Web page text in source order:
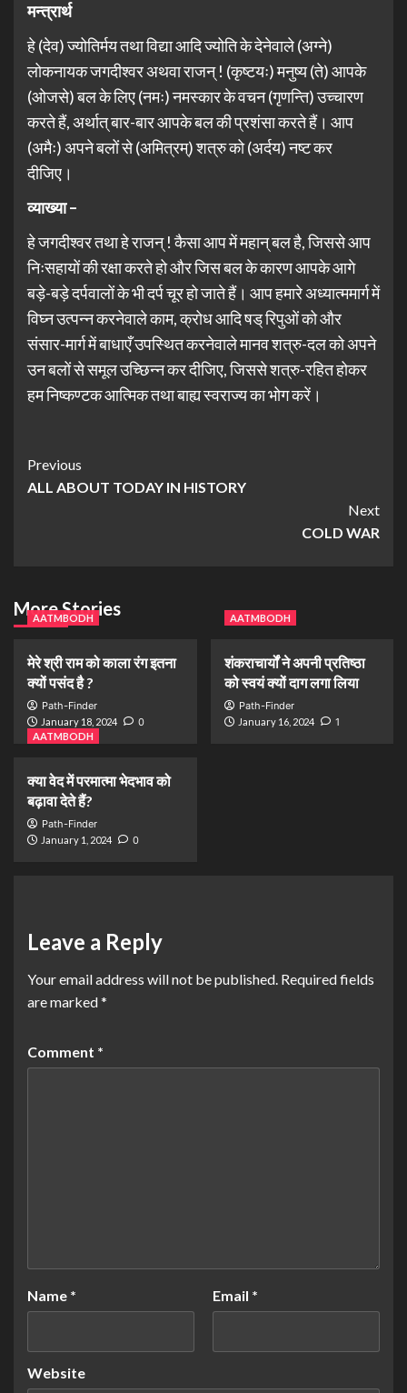
मन्त्रार्थ
हे (देव) ज्योतिर्मय तथा विद्या आदि ज्योति के देनेवाले (अग्ने)
लोकनायक जगदीश्वर अथवा राजन् ! (कृष्टयः) मनुष्य (ते) आपके
(ओजसे) बल के लिए (नमः) नमस्कार के वचन (गृणन्ति) उच्चारण
करते हैं, अर्थात् बार-बार आपके बल की प्रशंसा करते हैं। आप
(अमैः) अपने बलों से (अमित्रम्) शत्रु को (अर्दय) नष्ट कर
दीजिए।
व्याख्या –
हे जगदीश्वर तथा हे राजन् ! कैसा आप में महान् बल है, जिससे आप
निःसहायों की रक्षा करते हो और जिस बल के कारण आपके आगे
बड़े-बड़े दर्पवालों के भी दर्प चूर हो जाते हैं। आप हमारे अध्यात्ममार्ग में
विघ्न उत्पन्न करनेवाले काम, क्रोध आदि षड् रिपुओं को और
संसार-मार्ग में बाधाएँ उपस्थित करनेवाले मानव शत्रु-दल को अपने
उन बलों से समूल उच्छिन्न कर दीजिए, जिससे शत्रु-रहित होकर
हम निष्कण्टक आत्मिक तथा बाह्य स्वराज्य का भोग करें।
Previous
ALL ABOUT TODAY IN HISTORY
Next
COLD WAR
More Stories
AATMBODH
मेरे श्री राम को काला रंग इतना
क्यों पसंद है ?
Path-Finder
January 18, 2024 0
AATMBODH
शंकराचार्यों ने अपनी प्रतिष्ठा
को स्वयं क्यों दाग लगा लिया
Path-Finder
January 16, 2024 1
AATMBODH
क्या वेद में परमात्मा भेदभाव को
बढ़ावा देते हैं?
Path-Finder
January 1, 2024 0
Leave a Reply
Your email address will not be published. Required fields
are marked*
Comment *
Name * Email *
Website